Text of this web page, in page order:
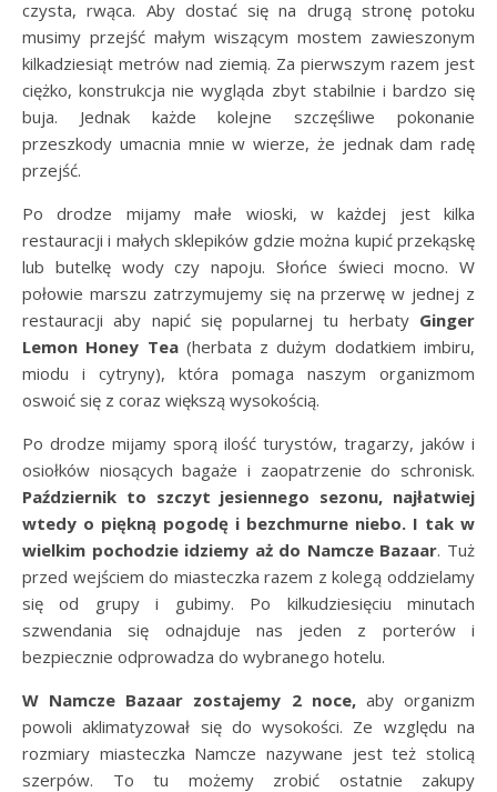
czysta, rwąca. Aby dostać się na drugą stronę potoku
musimy przejść małym wiszącym mostem zawieszonym
kilkadziesiąt metrów nad ziemią. Za pierwszym razem jest
ciężko, konstrukcja nie wygląda zbyt stabilnie i bardzo się
buja. Jednak każde kolejne szczęśliwe pokonanie
przeszkody umacnia mnie w wierze, że jednak dam radę
przejść.
Po drodze mijamy małe wioski, w każdej jest kilka
restauracji i małych sklepików gdzie można kupić przekąskę
lub butelkę wody czy napoju. Słońce świeci mocno. W
połowie marszu zatrzymujemy się na przerwę w jednej z
restauracji aby napić się popularnej tu herbaty Ginger
Lemon Honey Tea(herbata z dużym dodatkiem imbiru,
miodu i cytryny), która pomaga naszym organizmom
oswoić się z coraz większą wysokością.
Po drodze mijamy sporą ilość turystów, tragarzy, jaków i
osiołków niosących bagaże i zaopatrzenie do schronisk.
Październik to szczyt jesiennego sezonu, najłatwiej
wtedy o piękną pogodę i bezchmurne niebo. I tak w
wielkim pochodzie idziemy aż do Namcze Bazaar. Tuż
przed wejściem do miasteczka razem z kolegą oddzielamy
się od grupy i gubimy. Po kilkudziesięciu minutach
szwendania się odnajduje nas jeden z porterów i
bezpiecznie odprowadza do wybranego hotelu.
W Namcze Bazaar zostajemy 2 noce,aby organizm
powoli aklimatyzował się do wysokości. Ze względu na
rozmiary miasteczka Namcze nazywane jest też stolicą
szerpów. To tu możemy zrobić ostatnie zakupy